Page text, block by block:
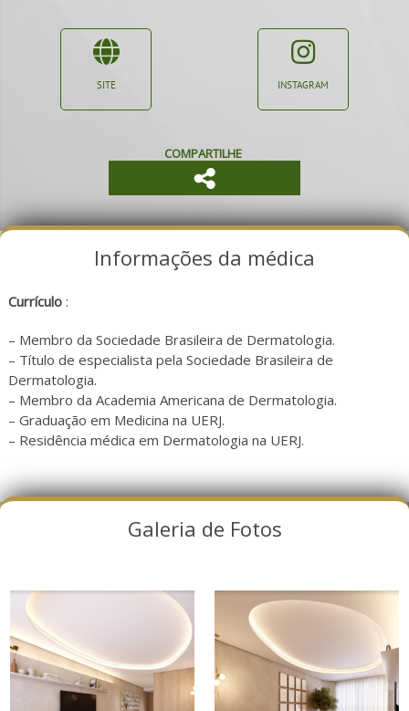
SITE INSTAGRAM
COMPARTILHE
Informações da médica
Currículo:
– Membro da Sociedade Brasileira de Dermatologia.
– Título de especialista pela Sociedade Brasileira de
Dermatologia.
– Membro da Academia Americana de Dermatologia.
– Graduação em Medicina na UERJ.
– Residência médica em Dermatologia na UERJ.
Galeria de Fotos